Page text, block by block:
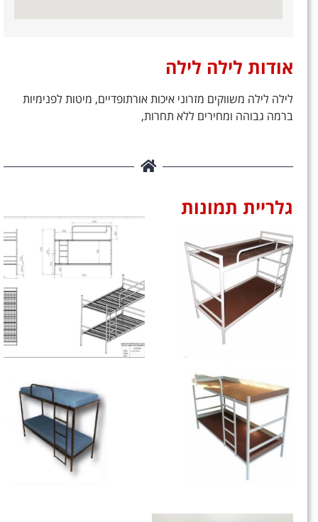
אודות לילה לילה
לילה לילה משווקים מזרוני איכות אורתופדיים, מיטות לפנימיות
ברמה גבוהה ומחירים ללא תחרות,
גלריית תמונות